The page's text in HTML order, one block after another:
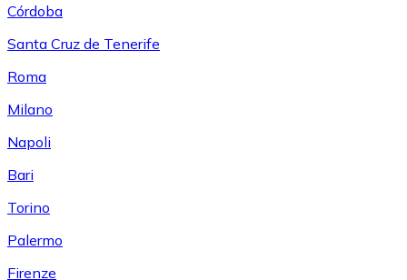
Córdoba
Santa Cruz de Tenerife
Roma
Milano
Napoli
Bari
Torino
Palermo
Firenze